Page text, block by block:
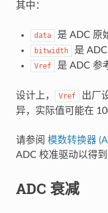
其中：
data 是 ADC 原
bitwidth 是
Vref 是 ADC 参
设计上， Vref
出厂
异，实际值可能在
请参阅 模数转换器
ADC 校准驱动以得
ADC 衰减